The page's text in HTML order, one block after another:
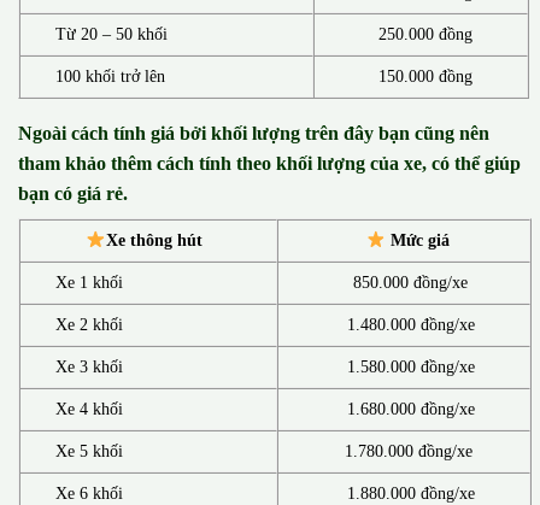
Từ 20 – 50 khối 250.000 đồng
100 khối trở lên 150.000 đồng
Ngoài cách tính giá bởi khối lượng trên đây bạn cũng nên
tham khảo thêm cách tính theo khối lượng của xe, có thể giúp
bạn có giá rẻ.
Xe thông hút Mức giá
Xe 1 khối 850.000 đồng/xe
Xe 2 khối 1.480.000 đồng/xe
Xe 3 khối 1.580.000 đồng/xe
Xe 4 khối 1.680.000 đồng/xe
Xe 5 khối 1.780.000 đồng/xe
Xe 6 khối 1.880.000 đồng/xe